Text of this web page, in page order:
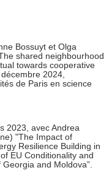
Bossuyt et Olga
shared neighbourhood
towards cooperative
2024,
de Paris en science
2023, avec Andrea
"The Impact of
Resilience Building in
EU Conditionality and
and Moldova”.